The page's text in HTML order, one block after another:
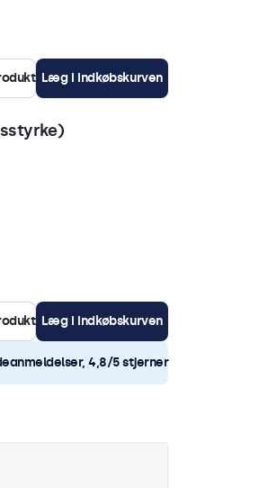
Læg i indkøbskurven
Læg i indkøbskurven
4,8/5 stjerner